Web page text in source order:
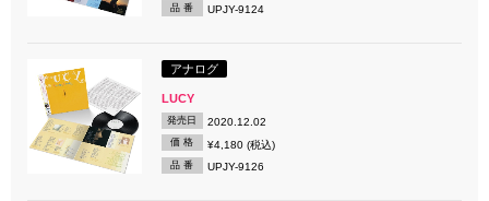
品 番 UPJY-9124
アナログ
LUCY
発売日 2020.12.02
価 格 ¥4,180 (税込)
品 番 UPJY-9126